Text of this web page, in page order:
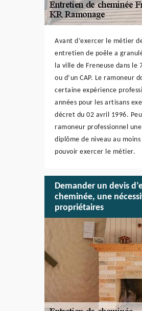
Avant d’exercer le métier
entretien de poêle a
la ville de Freneuse dans le
ou d’un CAP. Le ramoneur
certaine expérience
années pour les artisans
décret du 02 avril 1996.
ramoneur professionnel
diplôme de niveau au
pouvoir exercer le métier.
Demander un devis
cheminée, une
propriétaires